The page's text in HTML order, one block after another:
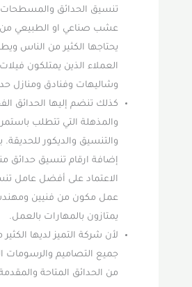
تنسيق الحدائق والمسطحات
عشب صناعي او الطبيعي من
يحتاجها الكثير من الناس
العملاء الذين يمتلكون
وشاليهات وفنادق ومنازل
كذلك تنضم إليها الحدائق
والمذهلة التي تتطلب
والتنسيق والديكور للحديقة.
إضافة ارقام تنسيق حدائق
الاعتماد على أفضل عامل
عمل مكون من فنيين
يمتازون بالمهارات بالعمل.
لأن شركة التميز لديها
جميع التصاميم والرسومات
من الحدائق المتاحة